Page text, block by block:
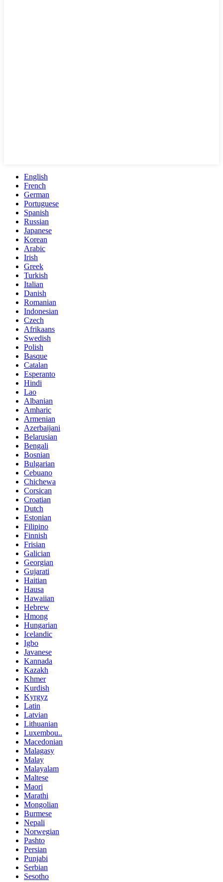
English
French
German
Portuguese
Spanish
Russian
Japanese
Korean
Arabic
Irish
Greek
Turkish
Italian
Danish
Romanian
Indonesian
Czech
Afrikaans
Swedish
Polish
Basque
Catalan
Esperanto
Hindi
Lao
Albanian
Amharic
Armenian
Azerbaijani
Belarusian
Bengali
Bosnian
Bulgarian
Cebuano
Chichewa
Corsican
Croatian
Dutch
Estonian
Filipino
Finnish
Frisian
Galician
Georgian
Gujarati
Haitian
Hausa
Hawaiian
Hebrew
Hmong
Hungarian
Icelandic
Igbo
Javanese
Kannada
Kazakh
Khmer
Kurdish
Kyrgyz
Latin
Latvian
Lithuanian
Luxembou..
Macedonian
Malagasy
Malay
Malayalam
Maltese
Maori
Marathi
Mongolian
Burmese
Nepali
Norwegian
Pashto
Persian
Punjabi
Serbian
Sesotho